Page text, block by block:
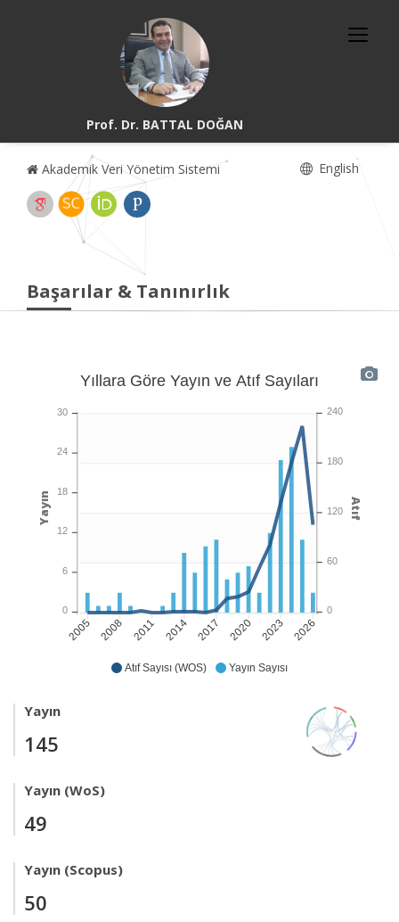
Prof. Dr. BATTAL DOĞAN
Akademik Veri Yönetim Sistemi English
Başarılar & Tanınırlık
Atıf Sayısı (WOS) Yayın Sayısı
2005 2008 2011 2014 2017 2020 2023 2026
Yıllara Göre Yayın ve Atıf Sayıları
240
180
120
60
0
Atıf
30
24
18
12
6
0
Yayın
Yayın
145
Yayın (WoS)
49
Yayın (Scopus)
50